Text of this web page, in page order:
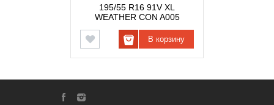
195/55 R16 91V XL
WEATHER CON A005
В корзину